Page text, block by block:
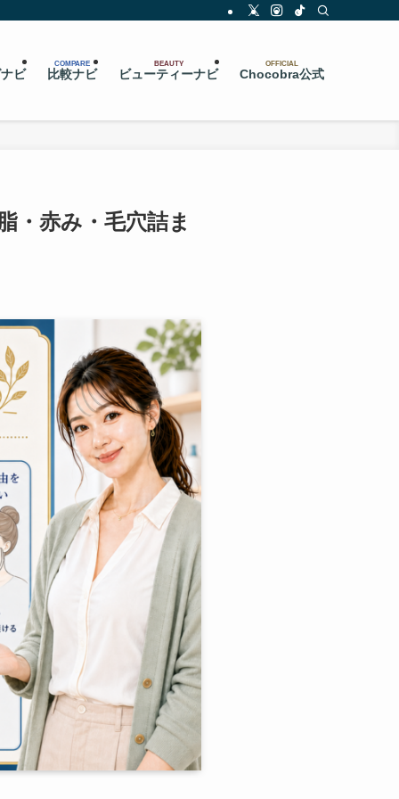
ビ
COMPARE
比較ナビ
BEAUTY
ビューティーナビ
OFFICIAL
Chocobra公式
・赤み・毛穴詰ま